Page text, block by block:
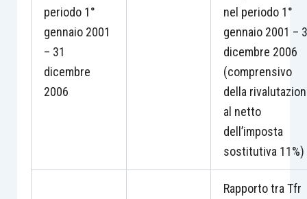
periodo 1°
gennaio 2001
– 31
dicembre
2006
nel periodo 1°
gennaio 2001 –
dicembre 2006
(comprensivo
della
al netto
dell’imposta
sostitutiva 11%)
Rapporto tra Tfr